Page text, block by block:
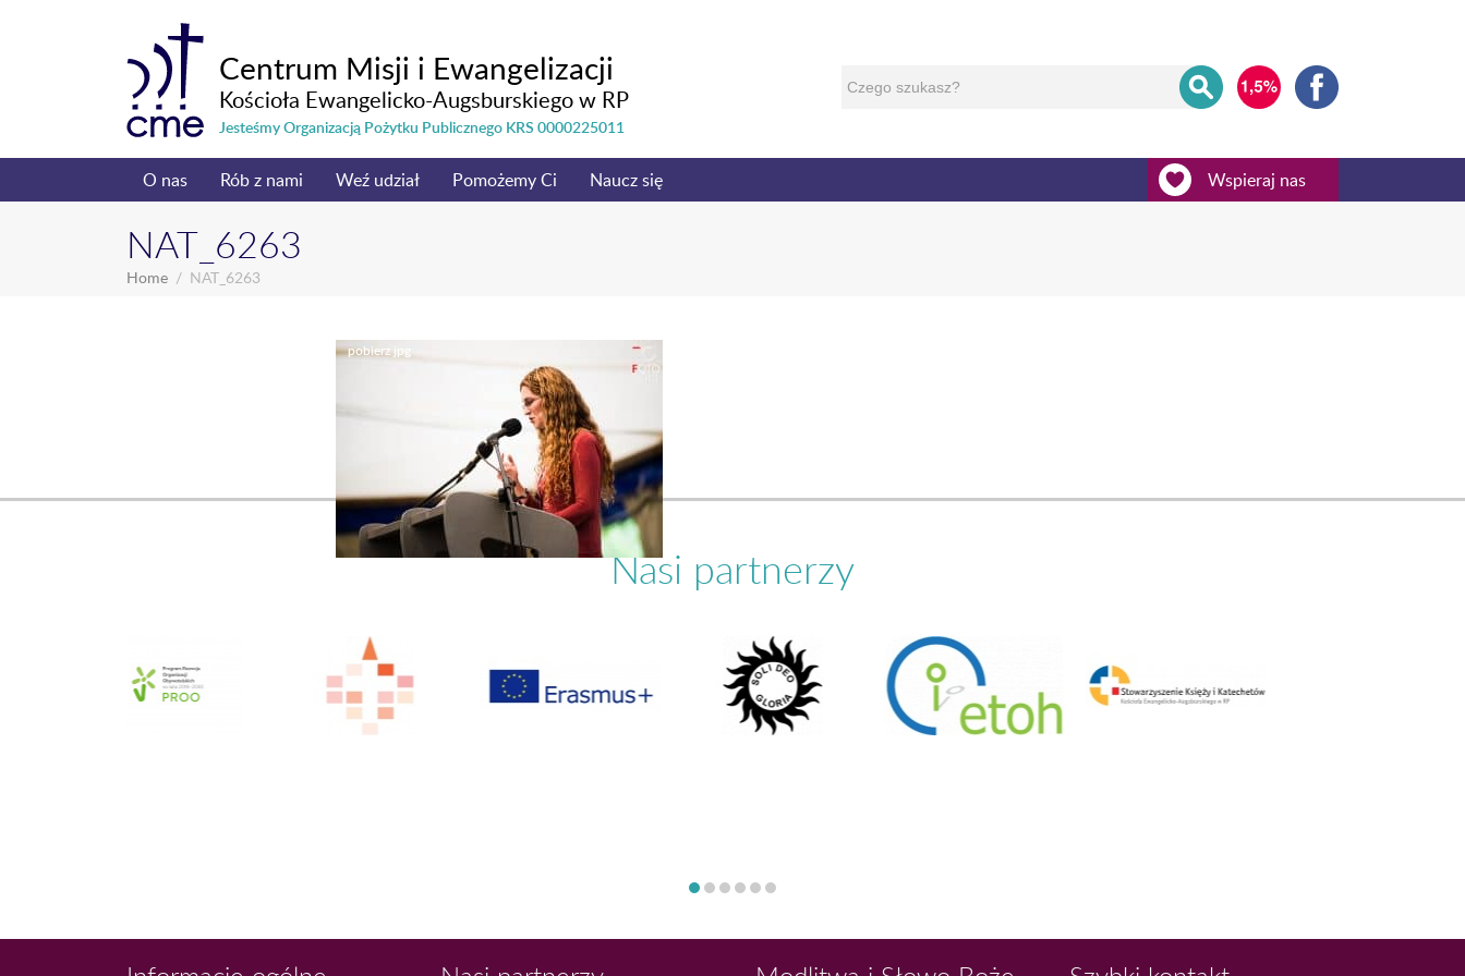
Centrum Misji i Ewangelizacji
Kościoła Ewangelicko-Augsburskiego w RP
Jesteśmy Organizacją Pożytku Publicznego KRS 0000225011
O nas Rób z nami Weź udział Pomożemy Ci Naucz się Wspieraj nas
NAT_6263
Home NAT_6263
Nasi partnerzy